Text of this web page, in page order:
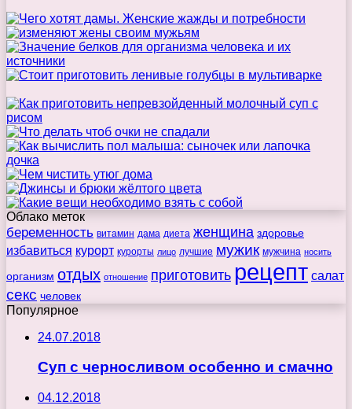
Облако меток
беременность витамин дама диета женщина здоровье
избавиться курорт курорты лицо лучшие мужик мужчина носить
организм отдых отношение приготовить рецепт салат
секс человек
Популярное
24.07.2018
Суп с черносливом особенно и смачно
04.12.2018